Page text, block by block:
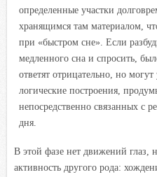
определенные участки
хранящимся там материалом,
при «быстром сне». Если
медленного сна и спросить,
ответят отрицательно, но
логические построения,
непосредственно связанных с
дня.
В этой фазе нет движений глаз,
активность другого рода: